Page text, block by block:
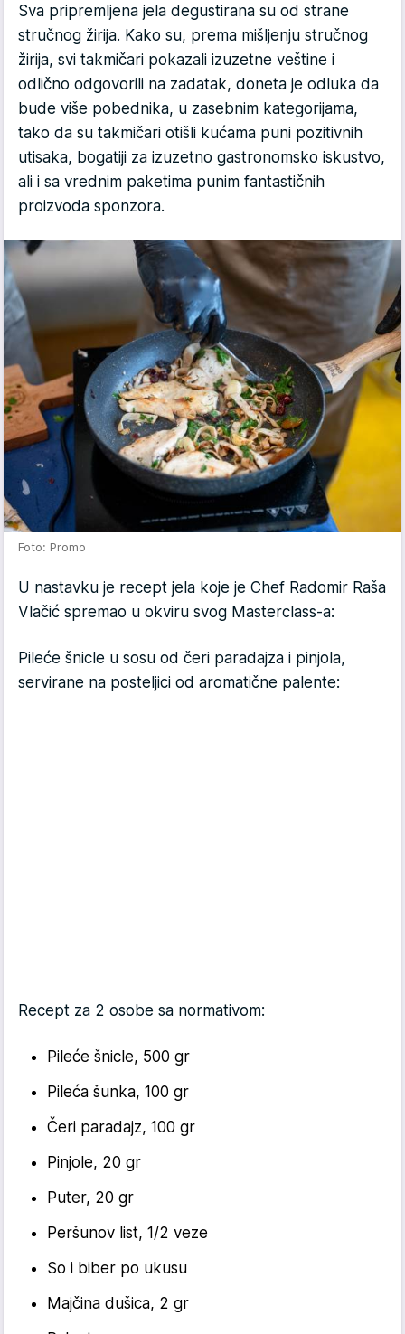
Sva pripremljena jela degustirana su od strane
stručnog žirija. Kako su, prema mišljenju stručnog
žirija, svi takmičari pokazali izuzetne veštine i
odlično odgovorili na zadatak, doneta je odluka da
bude više pobednika, u zasebnim kategorijama,
tako da su takmičari otišli kućama puni pozitivnih
utisaka, bogatiji za izuzetno gastronomsko iskustvo,
ali i sa vrednim paketima punim fantastičnih
proizvoda sponzora.
Foto: Promo
U nastavku je recept jela koje je Chef Radomir Raša
Vlačić spremao u okviru svog Masterclass-a:
Pileće šnicle u sosu od čeri paradajza i pinjola,
servirane na posteljici od aromatične palente:
Recept za 2 osobe sa normativom:
Pileće šnicle, 500 gr
Pileća šunka, 100 gr
Čeri paradajz, 100 gr
Pinjole, 20 gr
Puter, 20 gr
Peršunov list, 1/2 veze
So i biber po ukusu
Majčina dušica, 2 gr